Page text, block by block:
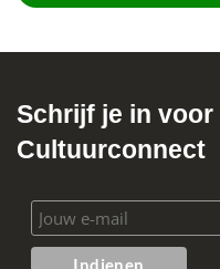
Schrijf je in
Cultuurconnect